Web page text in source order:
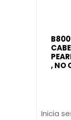
B800
, NO
Inicia